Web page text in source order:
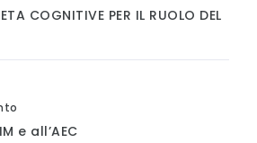
COGNITIVE PER IL RUOLO DEL
e all’AEC